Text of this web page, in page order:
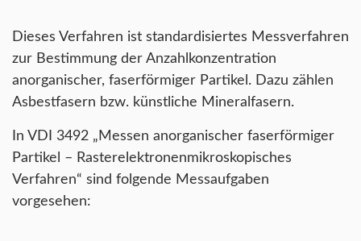
Dieses Verfahren ist standardisiertes Messverfahren
zur Bestimmung der Anzahlkonzentration
anorganischer, faserförmiger Partikel. Dazu zählen
Asbestfasern bzw. künstliche Mineralfasern.
In VDI 3492 „Messen anorganischer faserförmiger
Partikel – Rasterelektronenmikroskopisches
Verfahren“ sind folgende Messaufgaben
vorgesehen: